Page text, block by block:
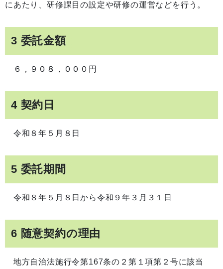
にあたり、研修課目の設定や研修の運営などを行う。
3 委託金額
６，９０８，０００円
4 契約日
令和８年５月８日
5 委託期間
令和８年５月８日から令和９年３月３１日
6 随意契約の理由
地方自治法施行令第167条の２第１項第２号に該当